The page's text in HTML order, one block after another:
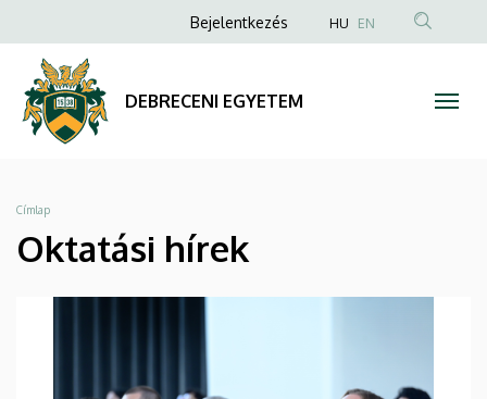
hírek
DEBRECENI
EGYETEM
a
tartalomra
Anonim
menüje
Bejelentkezés HU EN
DEBRECENI EGYETEM
Morzsa
Címlap
Oktatási hírek